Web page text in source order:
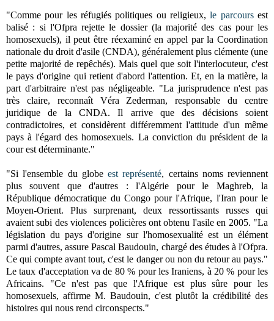
"Comme pour les réfugiés politiques ou religieux,le parcoursest
balisé : si l'Ofpra rejette le dossier (la majorité des cas pour les
homosexuels), il peut être réexaminé en appel par la Coordination
nationale du droit d'asile (CNDA), généralement plus clémente (une
petite majorité de repêchés). Mais quel que soit l'interlocuteur, c'est
le pays d'origine qui retient d'abord l'attention. Et, en la matière, la
part d'arbitraire n'est pas négligeable. "La jurisprudence n'est pas
très claire, reconnaît Véra Zederman, responsable du centre
juridique de la CNDA. Il arrive que des décisions soient
contradictoires, et considèrent différemment l'attitude d'un même
pays à l'égard des homosexuels. La conviction du président de la
cour est déterminante."
"Si l'ensemble du globe est représenté, certains noms reviennent
plus souvent que d'autres : l'Algérie pour le Maghreb, la
République démocratique du Congo pour l'Afrique, l'Iran pour le
Moyen-Orient. Plus surprenant, deux ressortissants russes qui
avaient subi des violences policières ont obtenu l'asile en 2005. "La
législation du pays d'origine sur l'homosexualité est un élément
parmi d'autres, assure Pascal Baudouin, chargé des études à l'Ofpra.
Ce qui compte avant tout, c'est le danger ou non du retour au pays."
Le taux d'acceptation va de 80 % pour les Iraniens, à 20 % pour les
Africains. "Ce n'est pas que l'Afrique est plus sûre pour les
homosexuels, affirme M. Baudouin, c'est plutôt la crédibilité des
histoires qui nous rend circonspects."